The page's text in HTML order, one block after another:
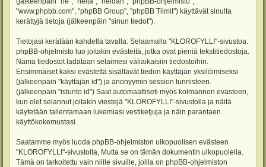
"www.phpbb.com", "phpBB Group", "phpBB Tiimit") käyttävät sinulta
kerättyjä tietoja (jälkeenpäin "sinun tiedot").
Tietojasi kerätään kahdella tavalla: Selaamalla "KLOROFYLLI"-sivustoa.
phpBB-ohjelmisto luo joitakin evästeitä, jotka ovat pieniä tekstitiedostoja.
Nämä tiedostot ladataan selaimesi väliaikaisiin tiedostoihin.
Ensimmäiset kaksi evästettä sisältävät tiedon käyttäjän yksilöimiseksi
(jälkeenpäin "käyttäjän id") ja anonyymin session tunnisteen.
(jälkeenpäin "istunto id") Saat automaattiseti myös kolmannen evästeen,
kun olet selannut joitakin viestejä "KLOROFYLLI"-sivustolla ja näitä
käytetään tallentamaan lukemiasi vestiketjuja ja näin parantaen
käyttökokemustasi.
Saatamme myös luoda phpBB-ohjelmiston ulkopuolisen evästeen
"KLOROFYLLI"-sivustolta, Mutta se on tämän dokumentin ulkopuolella.
Tämä on tarkoitettu vain niille sivuille, joilla on phpBB-ohjelmiston